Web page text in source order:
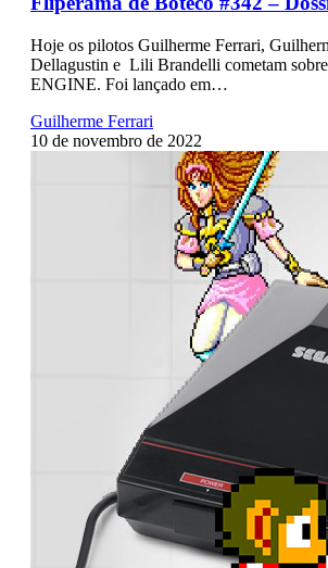
Hoje os pilotos Guilherme Ferrari,
Dellagustin e Lili Brandelli cometam
ENGINE. Foi lançado em…
Guilherme Ferrari
10 de novembro de 2022